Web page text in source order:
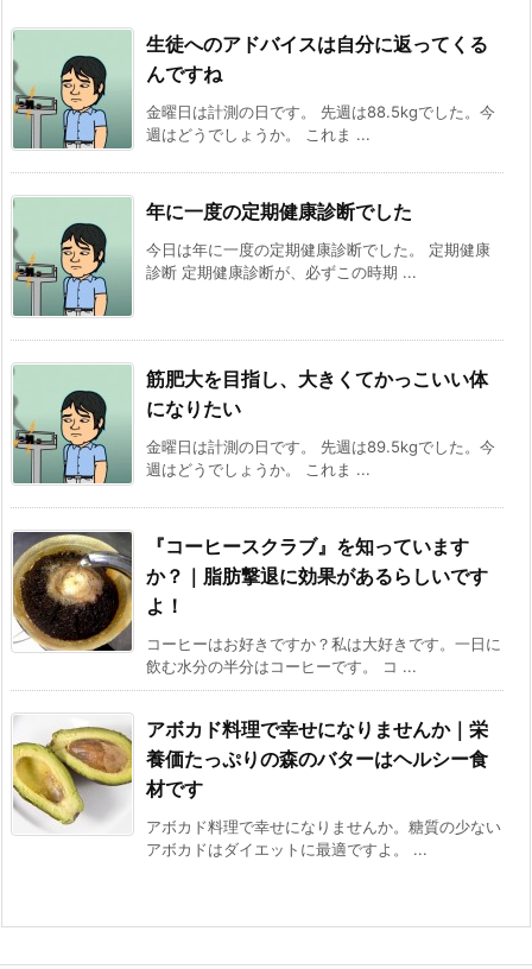
生徒へのアドバイスは自分に返ってくる
んですね
金曜日は計測の日です。 先週は88.5kgでした。今
週はどうでしょうか。 これま ...
年に一度の定期健康診断でした
今日は年に一度の定期健康診断でした。 定期健康
診断 定期健康診断が、必ずこの時期 ...
筋肥大を目指し、大きくてかっこいい体
になりたい
金曜日は計測の日です。 先週は89.5kgでした。今
週はどうでしょうか。 これま ...
『コーヒースクラブ』を知っています
か？｜脂肪撃退に効果があるらしいです
よ！
コーヒーはお好きですか？私は大好きです。一日に
飲む水分の半分はコーヒーです。 コ ...
アボカド料理で幸せになりませんか｜栄
養価たっぷりの森のバターはヘルシー食
材です
アボカド料理で幸せになりませんか。糖質の少ない
アボカドはダイエットに最適ですよ。 ...